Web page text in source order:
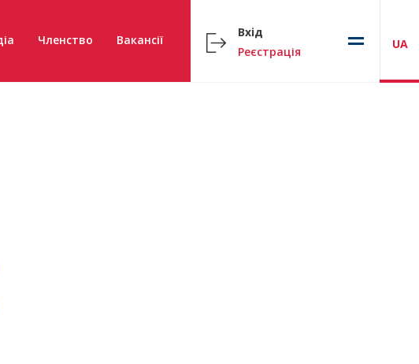
Членство Вакансії
Вхід
Реєстрація
UA